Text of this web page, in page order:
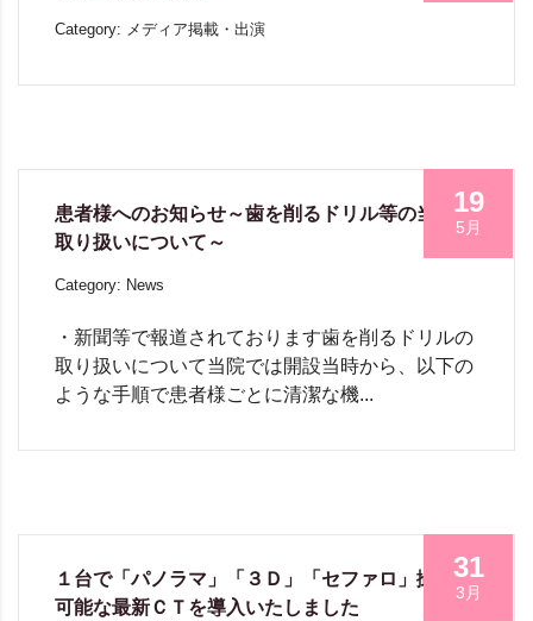
Category: メディア掲載・出演
19
5月
患者様へのお知らせ～歯を削るドリル等の当院の
取り扱いについて～
Category: News
・新聞等で報道されております歯を削るドリルの
取り扱いについて当院では開設当時から、以下の
ような手順で患者様ごとに清潔な機...
31
3月
１台で「パノラマ」「３Ｄ」「セファロ」撮影が
可能な最新ＣＴを導入いたしました